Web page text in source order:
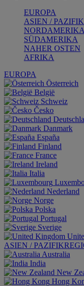
EUROPA
ASIEN /
NORDAMERIKA
SÜDAMERIKA
NAHER OSTEN
AFRIKA
EUROPA
Österreich
België
Schweiz
Česko
Danmark
España
Finland
France
Ireland
Italia
Nederland
Norge
Polska
Portugal
Sverige
ASIEN /
Australia
India
New
Hong